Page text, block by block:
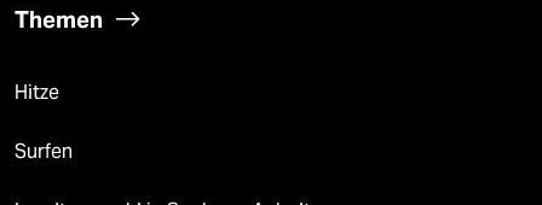
Themen
Hitze
Surfen